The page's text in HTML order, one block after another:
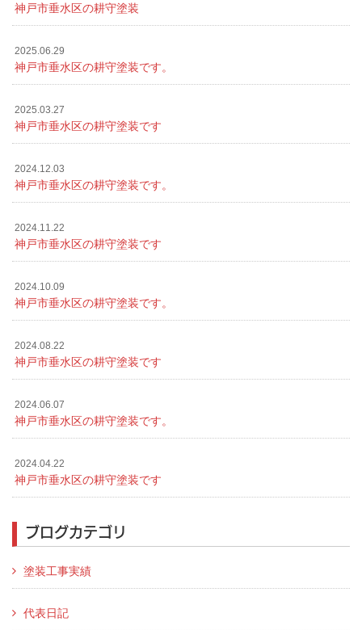
神戸市垂水区の耕守塗装
2025.06.29
神戸市垂水区の耕守塗装です。
2025.03.27
神戸市垂水区の耕守塗装です
2024.12.03
神戸市垂水区の耕守塗装です。
2024.11.22
神戸市垂水区の耕守塗装です
2024.10.09
神戸市垂水区の耕守塗装です。
2024.08.22
神戸市垂水区の耕守塗装です
2024.06.07
神戸市垂水区の耕守塗装です。
2024.04.22
神戸市垂水区の耕守塗装です
ブログカテゴリ
塗装工事実績
代表日記